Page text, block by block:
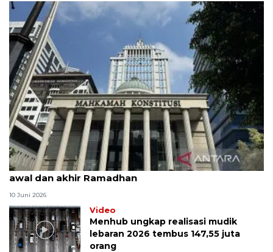
MK uji materi UU Peradilan Agama perihal isbat
awal dan akhir Ramadhan
10 Juni 2026
Video
Menhub ungkap realisasi mudik
lebaran 2026 tembus 147,55 juta
orang